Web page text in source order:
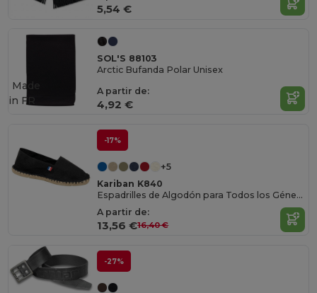
5,54 €
SOL'S 88103
Arctic Bufanda Polar Unisex
A partir de:
4,92 €
Made
in FR
-17%
+5
Kariban K840
Espadrilles de Algodón para Todos los Géneros
A partir de:
13,56 €16,40 €
-27%